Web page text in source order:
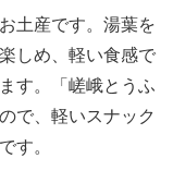
土産です。湯葉を
しめ、軽い食感で
す。「嵯峨とうふ
で、軽いスナック
す。